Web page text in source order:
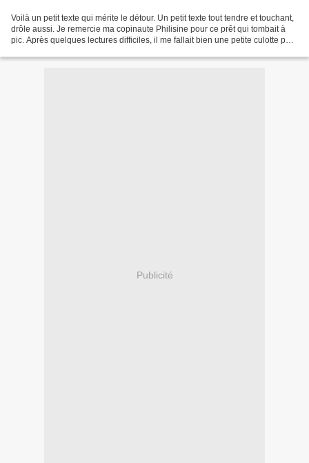
Voilà un petit texte qui mérite le détour. Un petit texte tout tendre et touchant,
drôle aussi. Je remercie ma copinaute Philisine pour ce prêt qui tombait à
pic. Après quelques lectures difficiles, il me fallait bien une petite culotte pour
Publicité